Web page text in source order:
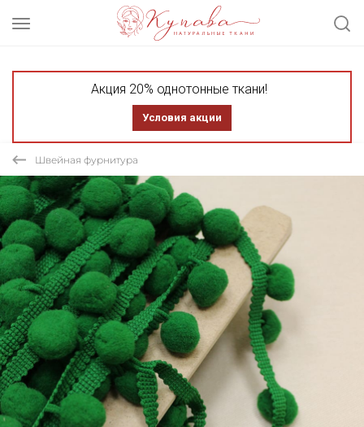
Акция 20% однотонные ткани!
Условия акции
Швейная фурнитура